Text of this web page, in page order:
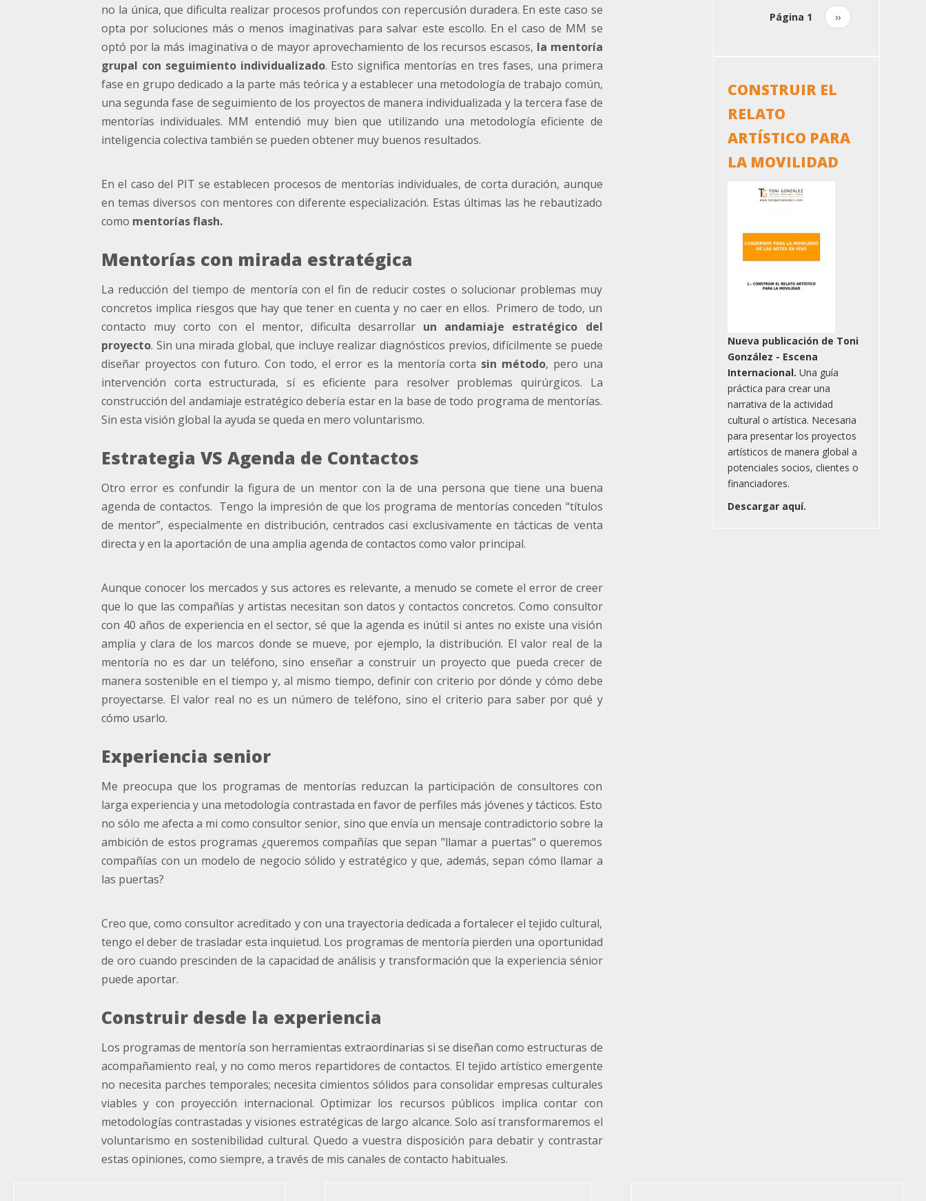
no la única, que dificulta realizar procesos profundos con repercusión duradera. En este caso se
opta por soluciones más o menos imaginativas para salvar este escollo. En el caso de MM se
optó por la más imaginativa o de mayor aprovechamiento de los recursos escasos, la mentoría
grupal con seguimiento individualizado. Esto significa mentorías en tres fases, una primera
fase en grupo dedicado a la parte más teórica y a establecer una metodología de trabajo común,
una segunda fase de seguimiento de los proyectos de manera individualizada y la tercera fase de
mentorías individuales. MM entendió muy bien que utilizando una metodología eficiente de
inteligencia colectiva también se pueden obtener muy buenos resultados.
En el caso del PIT se establecen procesos de mentorías individuales, de corta duración, aunque
en temas diversos con mentores con diferente especialización. Estas últimas las he rebautizado
como mentorías flash.
Mentorías con mirada estratégica
La reducción del tiempo de mentoría con el fin de reducir costes o solucionar problemas muy
concretos implica riesgos que hay que tener en cuenta y no caer en ellos. Primero de todo, un
contacto muy corto con el mentor, dificulta desarrollar un andamiaje estratégico del
proyecto. Sin una mirada global, que incluye realizar diagnósticos previos, difícilmente se puede
diseñar proyectos con futuro. Con todo, el error es la mentoría corta sin método, pero una
intervención corta estructurada, sí es eficiente para resolver problemas quirúrgicos. La
construcción del andamiaje estratégico debería estar en la base de todo programa de mentorías.
Sin esta visión global la ayuda se queda en mero voluntarismo.
Estrategia VS Agenda de Contactos
Otro error es confundir la figura de un mentor con la de una persona que tiene una buena
agenda de contactos. Tengo la impresión de que los programa de mentorías conceden “títulos
de mentor”, especialmente en distribución, centrados casi exclusivamente en tácticas de venta
directa y en la aportación de una amplia agenda de contactos como valor principal.
Aunque conocer los mercados y sus actores es relevante, a menudo se comete el error de creer
que lo que las compañías y artistas necesitan son datos y contactos concretos. Como consultor
con 40 años de experiencia en el sector, sé que la agenda es inútil si antes no existe una visión
amplia y clara de los marcos donde se mueve, por ejemplo, la distribución. El valor real de la
mentoría no es dar un teléfono, sino enseñar a construir un proyecto que pueda crecer de
manera sostenible en el tiempo y, al mismo tiempo, definir con criterio por dónde y cómo debe
proyectarse. El valor real no es un número de teléfono, sino el criterio para saber por qué y
cómo usarlo.
Experiencia senior
Me preocupa que los programas de mentorías reduzcan la participación de consultores con
larga experiencia y una metodología contrastada en favor de perfiles más jóvenes y tácticos. Esto
no sólo me afecta a mi como consultor senior, sino que envía un mensaje contradictorio sobre la
ambición de estos programas ¿queremos compañías que sepan "llamar a puertas" o queremos
compañías con un modelo de negocio sólido y estratégico y que, además, sepan cómo llamar a
las puertas?
Creo que, como consultor acreditado y con una trayectoria dedicada a fortalecer el tejido cultural,
tengo el deber de trasladar esta inquietud. Los programas de mentoría pierden una oportunidad
de oro cuando prescinden de la capacidad de análisis y transformación que la experiencia sénior
puede aportar.
Construir desde la experiencia
Los programas de mentoría son herramientas extraordinarias si se diseñan como estructuras de
acompañamiento real, y no como meros repartidores de contactos. El tejido artístico emergente
no necesita parches temporales; necesita cimientos sólidos para consolidar empresas culturales
viables y con proyección internacional. Optimizar los recursos públicos implica contar con
metodologías contrastadas y visiones estratégicas de largo alcance. Solo así transformaremos el
voluntarismo en sostenibilidad cultural. Quedo a vuestra disposición para debatir y contrastar
estas opiniones, como siempre, a través de mis canales de contacto habituales.
Paginación
Página 1
Siguiente
página
››
CONSTRUIR EL
RELATO
ARTÍSTICO PARA
LA MOVILIDAD
Nueva publicación de Toni
González - Escena
Internacional. Una guía
práctica para crear una
narrativa de la actividad
cultural o artística. Necesaria
para presentar los proyectos
artísticos de manera global a
potenciales socios, clientes o
financiadores.
Descargar aquí.